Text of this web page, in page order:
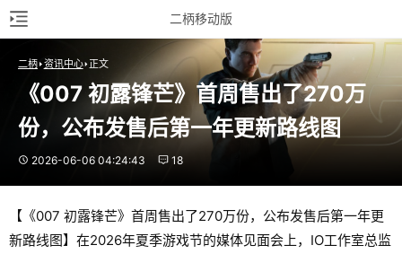
二柄移动版
二柄 资讯中心 正文
《007 初露锋芒》首周售出了270万
份，公布发售后第一年更新路线图
2026-06-06 04:24:43 18
【《007 初露锋芒》首周售出了270万份，公布发售后第一年更
新路线图】在2026年夏季游戏节的媒体见面会上，IO工作室总监